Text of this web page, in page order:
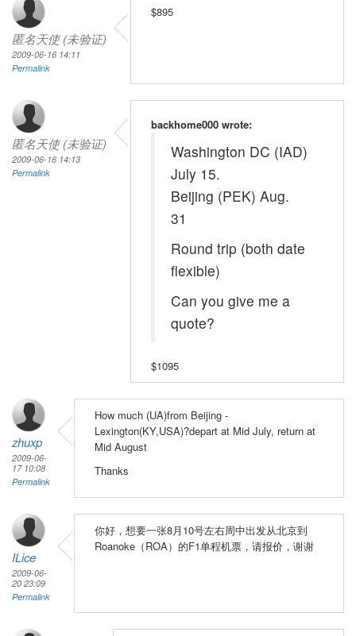
匿名天使 (未验证)
2009-06-16 14:11
Permalink
$895
匿名天使 (未验证)
2009-06-16 14:13
Permalink
backhome000 wrote:
Washington DC (IAD)
July 15.
Beijing (PEK) Aug.
31
Round trip (both date
flexible)
Can you give me a
quote?
$1095
zhuxp
2009-06-
17 10:08
Permalink
How much (UA)from Beijing -
Lexington(KY,USA)?depart at Mid July, return at
Mid August
Thanks
ILice
2009-06-
20 23:09
Permalink
你好，想要一张8月10号左右周中出发从北京到
Roanoke（ROA）的F1单程机票，请报价，谢谢